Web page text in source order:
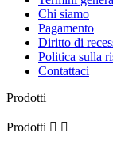
Chi siamo
Pagamento
Diritto di
Politica sulla
Contattaci
Prodotti
Prodotti  